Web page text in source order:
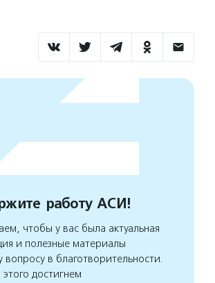
работу АСИ!
чтобы у вас была актуальная
и полезные материалы
в благотворительности.
достигнем